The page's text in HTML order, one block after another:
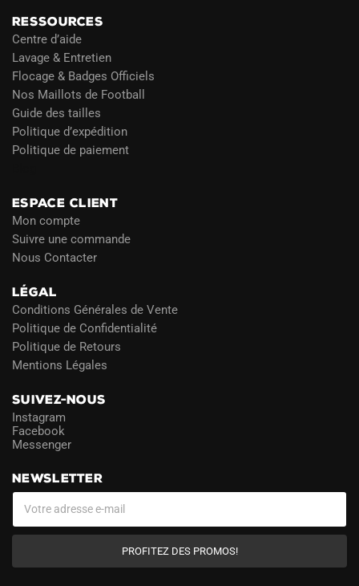
RESSOURCES
Centre d’aide
Lavage & Entretien
Flocage & Badges Officiels
Nos Maillots de Football
Guide des tailles
Politique d’expédition
Politique de paiement
ESPACE CLIENT
Mon compte
Suivre une commande
Nous Contacter
LÉGAL
Conditions Générales de Vente
Politique de Confidentialité
Politique de Retours
Mentions Légales
SUIVEZ-NOUS
Instagram
Facebook
Messenger
NEWSLETTER
PROFITEZ DES PROMOS!